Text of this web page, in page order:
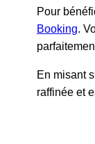
Pour
Booking.
En misant
raffinée et